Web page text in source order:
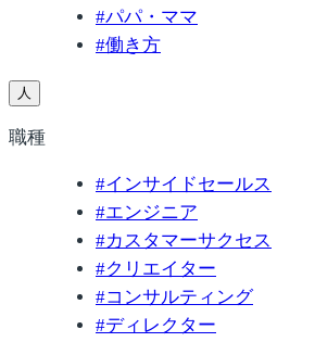
#パパ・ママ
#働き方
人
職種
#インサイドセールス
#エンジニア
#カスタマーサクセス
#クリエイター
#コンサルティング
#ディレクター